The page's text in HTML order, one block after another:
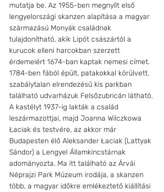
mutatja be. Az 1955-ben megnyílt első
lengyelországi skanzen alapítása a magyar
származású Monyák családnak
tulajdonítható, akik Lipót császártól a
kurucok elleni harcokban szerzett
érdemeiért 1674-ban kaptak nemesi címet.
1784-ben fából épült, patakokkal körülvett,
szabálytalan elrendezésű kis parkban
található udvarházuk Felsőzubricán látható.
A kastélyt 1937-ig lakták a család
leszármazottjai, majd Joanna Wilczkowa
Łaciak és testvére, az akkor már
Budapesten élő Aleksander Łaciak (Lattyak
Sándor) a Lengyel Államkincstárnak
adományozta. Ma itt található az Árvái
Néprajzi Park Múzeum irodája, a skanzen
több, a magyar időkre emlékeztető kiállítási